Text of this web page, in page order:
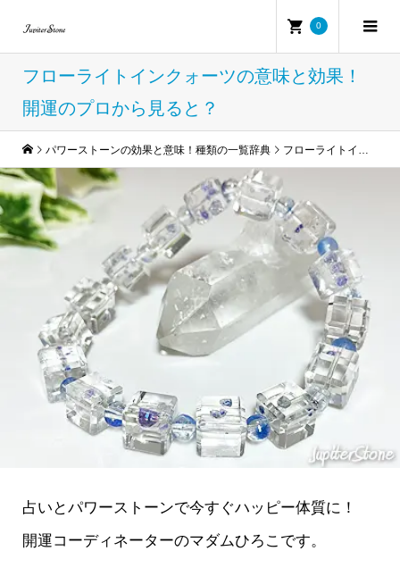
0
フローライトインクォーツの意味と効果！
開運のプロから見ると？
パワーストーンの効果と意味！種類の一覧辞典 フローライトインクォーツの意味と効果！開運のプロから見ると？
占いとパワーストーンで今すぐハッピー体質に！
開運コーディネーターのマダムひろこです。